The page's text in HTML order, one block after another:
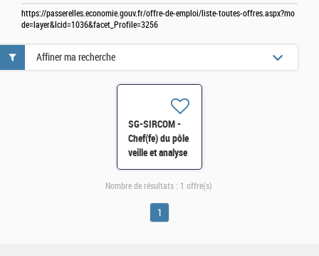
https://passerelles.economie.gouv.fr/offre-de-emploi/liste-toutes-offres.aspx?mo
de=layer&lcid=1036&facet_Profile=3256
SG-SIRCOM -
Chef(fe) du pôle
veille et analyse
des dynamiques
d'opinion H/F
Affiner ma recherche
Nombre de résultats : 1 offre(s)
1